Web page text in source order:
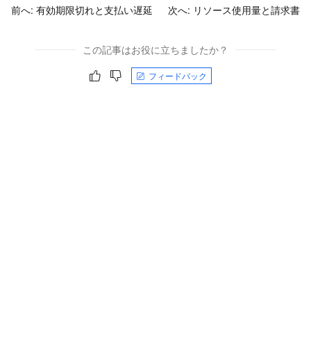
前へ: 有効期限切れと支払い遅延 次へ: リソース使用量と請求書
この記事はお役に立ちましたか？
フィードバック